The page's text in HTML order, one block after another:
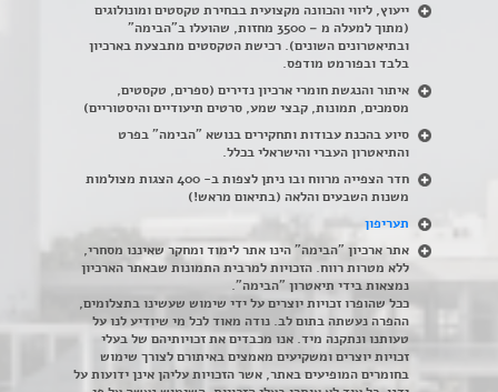
ייעוץ, ליווי והכוונה מקצועית בבחירת טקסטים ומונולוגים
(מתוך למעלה מ – 3500 מחזות, שהועלו ב"הבימה"
ובתיאטרונים השונים). רכישת הטקסטים מתבצעת בארכיון
בלבד ובפורמט מודפס.
איתור והנגשת חומרי ארכיון נדירים (ספרים, טקסטים,
מסמכים, תמונות, קבצי שמע, סרטים תיעודיים והיסטוריים)
סיוע בהכנת עבודות ותחקירים בנושא "הבימה" בפרט
והתיאטרון העברי והישראלי בכלל.
חדר הצפייה מרווח ובו ניתן לצפות ב- 400 הצגות מצולמות
משנות השבעים והלאה (בתיאום מראש!)
תעריפון
אתר ארכיון "הבימה" הינו אתר לימוד ומחקר שאיננו מסחרי,
ללא מטרות רווח. הזכויות למרבית התמונות שבאתר הארכיון
נמצאות בידי תיאטרון "הבימה".
ככל שהופרו זכויות יוצרים על ידי שימוש שעשינו בתצלומים,
ההפרה נעשתה בתום לב. נודה מאוד לכל מי שיודיע לנו על
טעותנו ונתקנה מיד. אנו מכבדים את זכויותיהם של בעלי
זכויות יוצרים ומשקיעים מאמצים באיתורם לצורך שימוש
בחומרים המופיעים באתר, אשר הזכויות עליהן אינן ידועות על